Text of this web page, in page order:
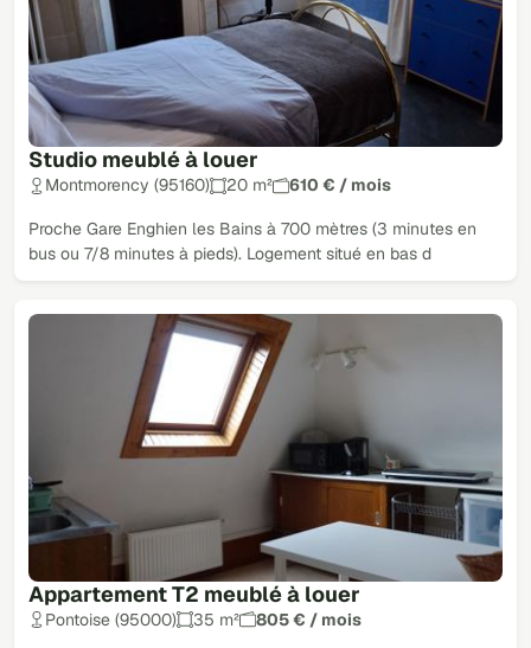
Studio meublé à louer
Montmorency (95160) 20 m² 610 € / mois
Proche Gare Enghien les Bains à 700 mètres (3 minutes en
bus ou 7/8 minutes à pieds). Logement situé en bas d
Appartement T2 meublé à louer
Pontoise (95000) 35 m² 805 € / mois